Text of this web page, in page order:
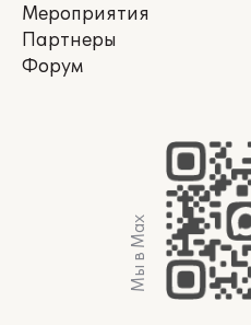
Мероприятия
Партнеры
Форум
Мы в Max